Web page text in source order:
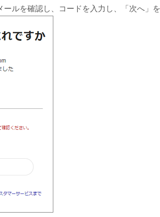
ルを確認し、コードを入力し、「次へ」を